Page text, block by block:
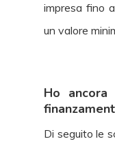
impresa fino
un valore
Ho
Di seguito le